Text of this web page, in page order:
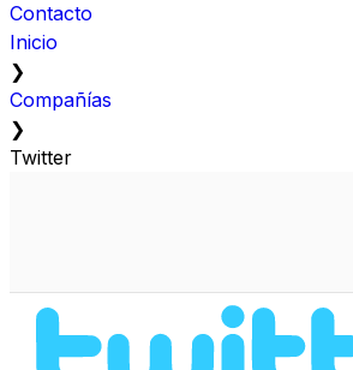
Contacto
Inicio
❯
Compañías
❯
Twitter